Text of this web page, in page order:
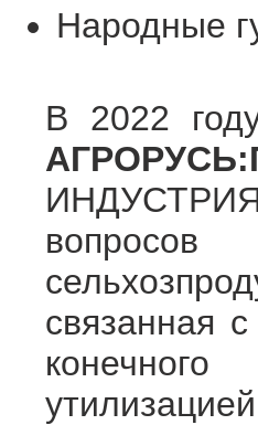
Народные
В 2022
вопросов
связанная